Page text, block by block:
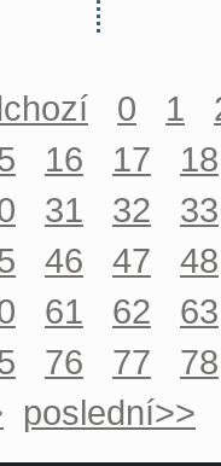
0 1
16 17
18
31 32
33
46 47
48
61 62
63
76 77
78
poslední>>